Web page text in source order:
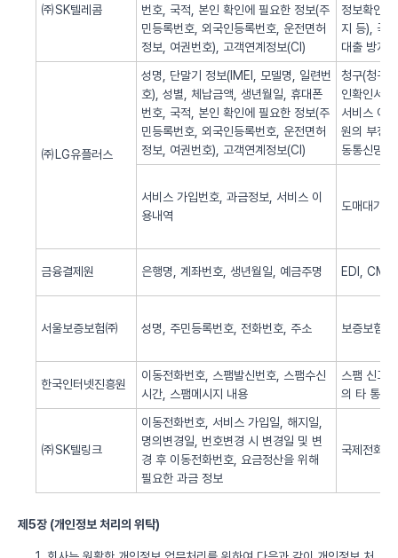
㈜SK텔레콤
번호, 국적, 본인 확인에 필요한 정보(주
민등록번호, 외국인등록번호, 운전면허
정보, 여권번호), 고객연계정보(CI)
정보확인,
지 등), 국
대출 방지,
㈜LG유플러스
성명, 단말기 정보(IMEI, 모델명, 일련번
호), 성별, 체납금액, 생년월일, 휴대폰
번호, 국적, 본인 확인에 필요한 정보(주
민등록번호, 외국인등록번호, 운전면허
정보, 여권번호), 고객연계정보(CI)
청구(청구
인확인서
서비스 이
원의 부정
동통신망
서비스 가입번호, 과금정보, 서비스 이
용내역
도매대가
금융결제원 은행명, 계좌번호, 생년월일, 예금주명 EDI, CMS
서울보증보험㈜ 성명, 주민등록번호, 전화번호, 주소 보증보험
한국인터넷진흥원
이동전화번호, 스팸발신번호, 스팸수신
시간, 스팸메시지 내용
스팸 신고
의 타 통신
㈜SK텔링크
이동전화번호, 서비스 가입일, 해지일,
명의변경일, 번호변경 시 변경일 및 변
경 후 이동전화번호, 요금정산을 위해
필요한 과금 정보
국제전화
제5장 (개인정보 처리의 위탁)